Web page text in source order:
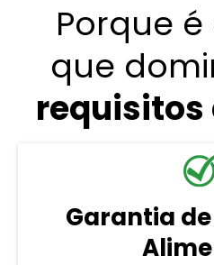
Porque
que
requisitos
Garantia